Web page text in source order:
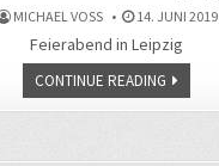
MICHAEL VOSS 14. JUNI 2019
Feierabend in Leipzig
CONTINUE READING